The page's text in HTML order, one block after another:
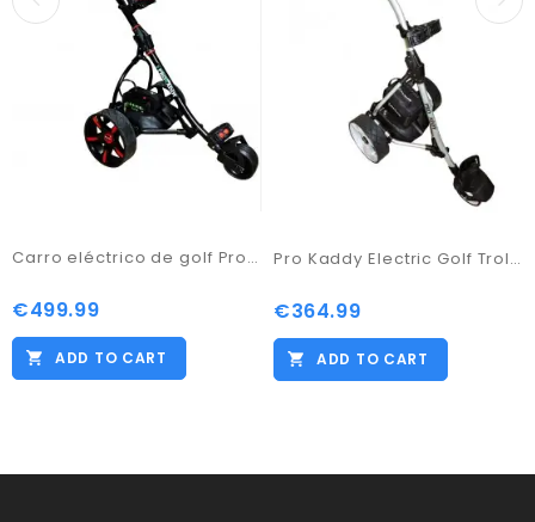
Carro eléctrico de golf Pro Kaddy modelo S1T2NL
Price
€499.99
ADD TO CART
Pro Kaddy Electric Golf Trolley Model S2G Digital with 33amp Battery
Price
€364.99
ADD TO CART